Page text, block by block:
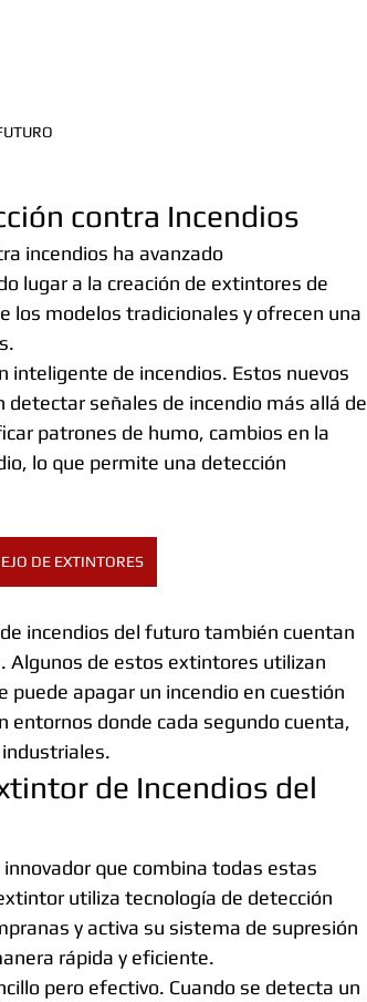
contra Incendios
incendios ha avanzado
lugar a la creación de extintores de
los modelos tradicionales y ofrecen una
inteligente de incendios. Estos nuevos
señales de incendio más allá de
patrones de humo, cambios en la
lo que permite una detección
DE EXTINTORES
incendios del futuro también cuentan
Algunos de estos extintores utilizan
apagar un incendio en cuestión
donde cada segundo cuenta,
de Incendios del
que combina todas estas
utiliza tecnología de detección
y activa su sistema de supresión
rápida y eficiente.
pero efectivo. Cuando se detecta un